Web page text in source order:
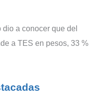
a conocer que del
a TES en pesos, 33 %